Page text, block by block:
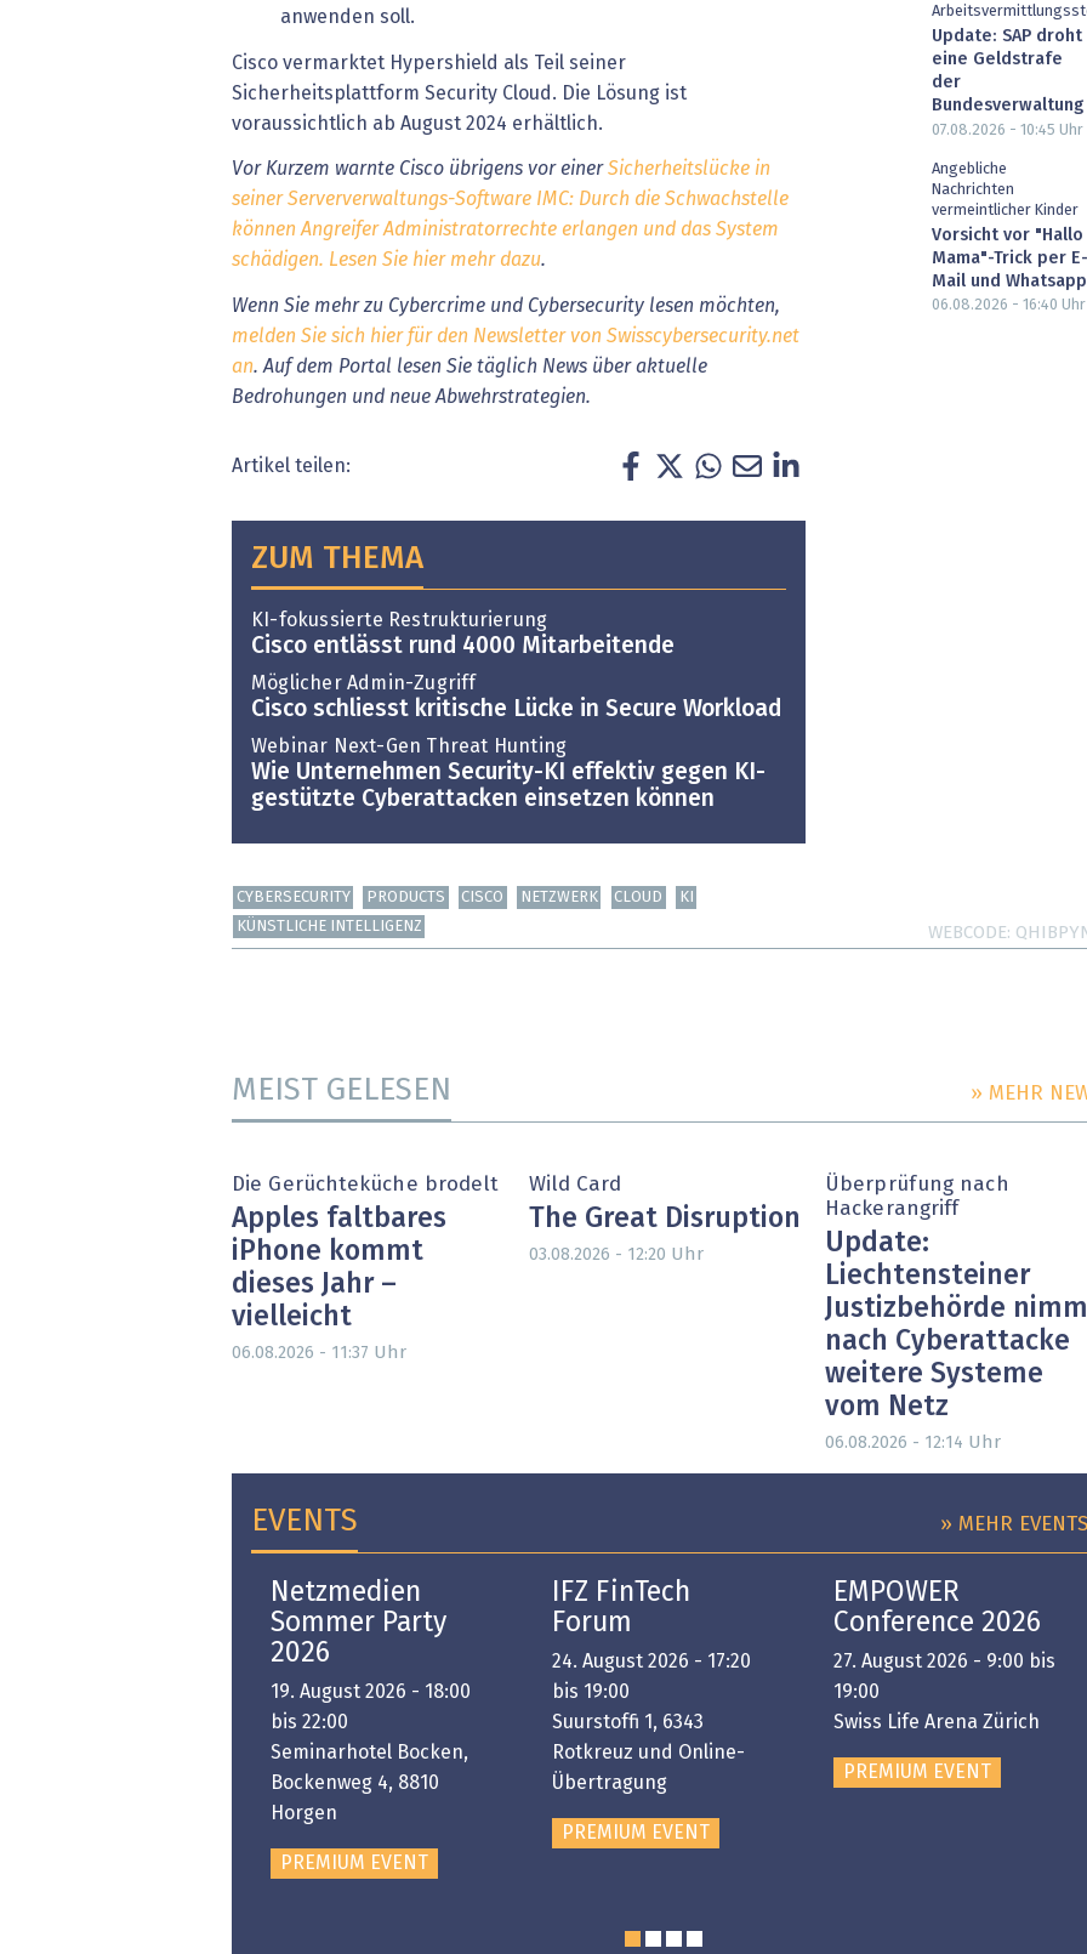
anwenden soll.
Cisco vermarktet Hypershield als Teil seiner
Sicherheitsplattform Security Cloud. Die Lösung ist
voraussichtlich ab August 2024 erhältlich.
Vor Kurzem warnte Cisco übrigens vor einerSicherheitslücke in
seiner Serververwaltungs-Software IMC: Durch die Schwachstelle
können Angreifer Administratorrechte erlangen und das System
schädigen. Lesen Sie hier mehr dazu.
Wenn Sie mehr zu Cybercrime und Cybersecurity lesen möchten,
melden Sie sich hier für den Newsletter von Swisscybersecurity.net
an. Auf dem Portal lesen Sie täglich News über aktuelle
Bedrohungen und neue Abwehrstrategien.
Artikel teilen:
ZUM THEMA
KI-fokussierte Restrukturierung
Cisco entlässt rund 4000 Mitarbeitende
Möglicher Admin-Zugriff
Cisco schliesst kritische Lücke in Secure Workload
Webinar Next-Gen Threat Hunting
Wie Unternehmen Security-KI effektiv gegen KI-
gestützte Cyberattacken einsetzen können
Update: SAP droht
eine Geldstrafe
der
Bundesverwaltung
07.08.2026 - 10:45 Uhr
Angebliche
Nachrichten
vermeintlicher Kinder
Vorsicht vor "Hallo
Mama"-Trick per E-
Mail und Whatsapp
06.08.2026 - 16:40 Uhr
CYBERSECURITY PRODUCTS CISCO NETZWERK CLOUD
KI
KÜNSTLICHE INTELLIGENZ
WEBCODE
MEIST GELESEN » MEHR
Die Gerüchteküche brodelt
Apples faltbares
iPhone kommt
dieses Jahr –
vielleicht
06.08.2026 - 11:37 Uhr
Wild Card
The Great Disruption
03.08.2026 - 12:20 Uhr
Überprüfung nach
Hackerangriff
Update:
Liechtensteiner
Justizbehörde
nach Cyberattacke
weitere Systeme
vom Netz
06.08.2026 - 12:14 Uhr
EVENTS » MEHR EVENTS
Netzmedien
Sommer Party
2026
19. August 2026 - 18:00
bis 22:00
Seminarhotel Bocken,
Bockenweg 4, 8810
Horgen
PREMIUM EVENT
IFZ FinTech
Forum
24. August 2026 - 17:20
bis 19:00
Suurstoffi 1, 6343
Rotkreuz und Online-
Übertragung
PREMIUM EVENT
EMPOWER
Conference 2026
27. August 2026 - 9:00 bis
19:00
Swiss Life Arena Zürich
PREMIUM EVENT